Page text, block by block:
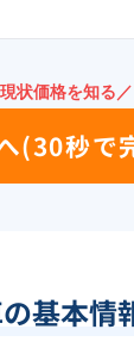
状価格を知る／
(30秒で
基本情